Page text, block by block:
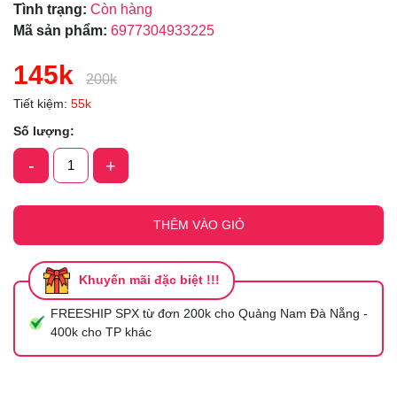
Tình trạng: Còn hàng
Mã sản phẩm: 6977304933225
145k 200k
Tiết kiệm: 55k
Số lượng:
- +
THÊM VÀO GIỎ
Khuyến mãi đặc biệt !!!
FREESHIP SPX từ đơn 200k cho Quảng Nam Đà Nẵng -
400k cho TP khác